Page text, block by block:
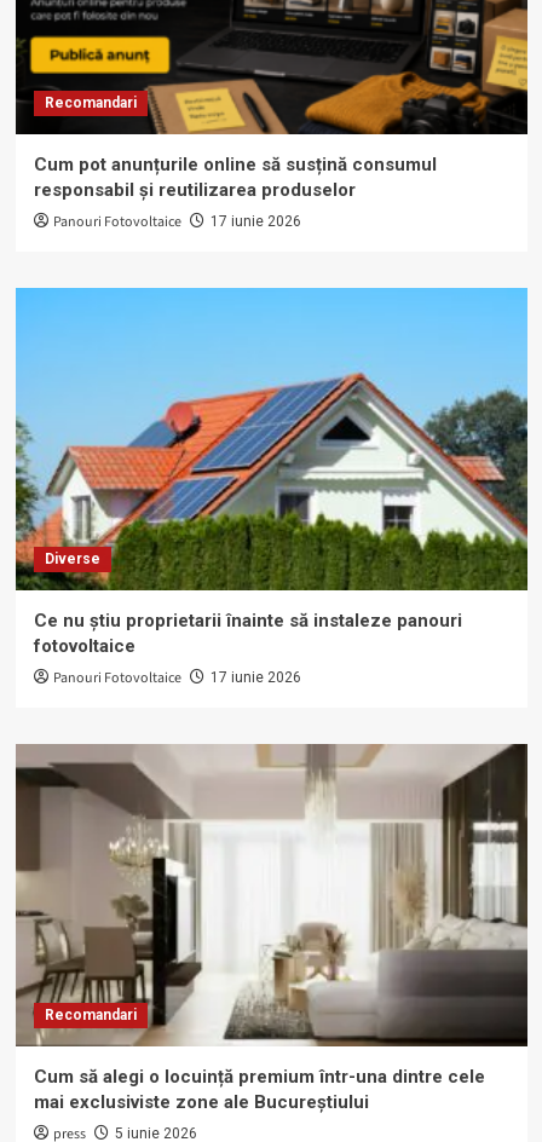
Recomandari
Cum pot anunțurile online să susțină consumul
responsabil și reutilizarea produselor
Panouri Fotovoltaice 17 iunie 2026
Diverse
Ce nu știu proprietarii înainte să instaleze panouri
fotovoltaice
Panouri Fotovoltaice 17 iunie 2026
Recomandari
Cum să alegi o locuință premium într-una dintre cele
mai exclusiviste zone ale Bucureștiului
press 5 iunie 2026